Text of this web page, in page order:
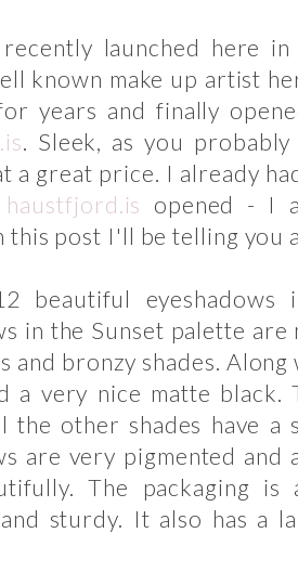
recently launched here
known make up artist
years and finally
. Sleek, as you
a great price. I already
haustfjord.is opened - I
this post I'll be telling you
beautiful eyeshadows
in the Sunset palette
and bronzy shades.
a very nice matte
the other shades have
are very pigmented
The packaging
sturdy. It also has a